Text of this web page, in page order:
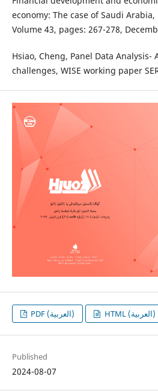
economy: The case of Saudi
Volume 43, pages: 267-278,
Hsiao, Cheng, Panel Data Analysis-
challenges, WISE working paper
PDF (العربية) HTML (العربية)
Published
2024-08-07